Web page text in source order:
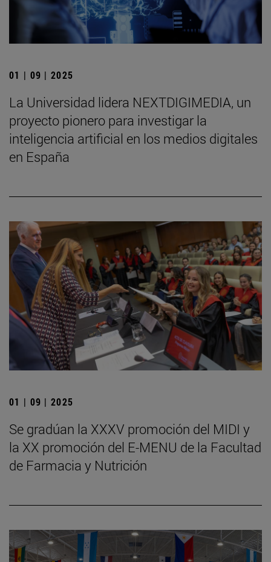
01 | 09 | 2025
La Universidad lidera NEXTDIGIMEDIA, un
proyecto pionero para investigar la
inteligencia artificial en los medios digitales
en España
01 | 09 | 2025
Se gradúan la XXXV promoción del MIDI y
la XX promoción del E-MENU de la Facultad
de Farmacia y Nutrición